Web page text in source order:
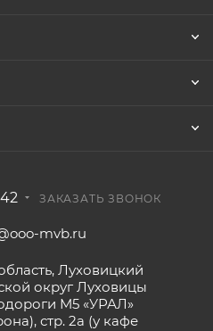
ЗАКАЗАТЬ ЗВОНОК
mvb.ru
Луховицкий
округ Луховицы
М5 «УРАЛ»
стр. 2а (у кафе